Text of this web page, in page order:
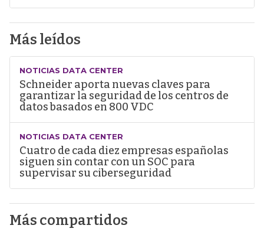
Más leídos
NOTICIAS DATA CENTER
Schneider aporta nuevas claves para
garantizar la seguridad de los centros de
datos basados en 800 VDC
NOTICIAS DATA CENTER
Cuatro de cada diez empresas españolas
siguen sin contar con un SOC para
supervisar su ciberseguridad
Más compartidos